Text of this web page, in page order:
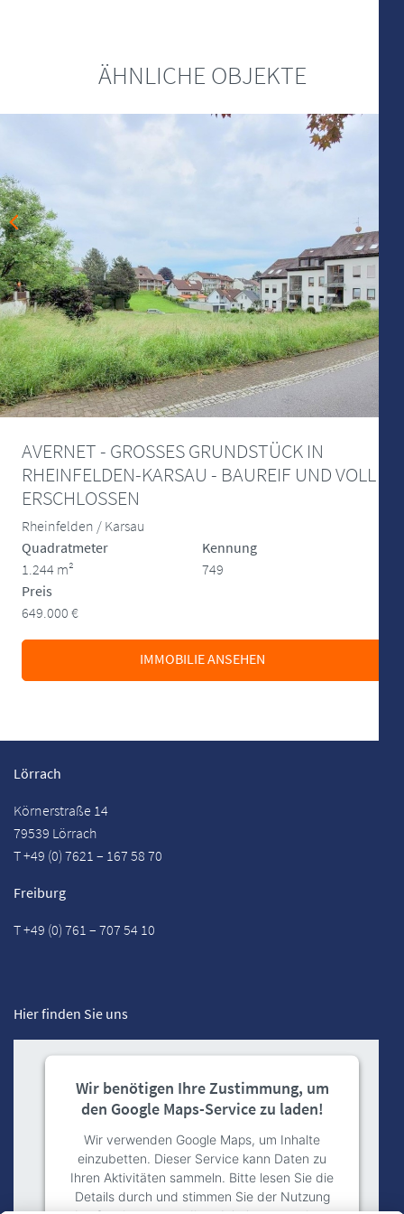
ÄHNLICHE OBJEKTE
AVERNET - GROSSES GRUNDSTÜCK IN
RHEINFELDEN-KARSAU - BAUREIF UND VOLL
ERSCHLOSSEN
Rheinfelden / Karsau
Quadratmeter
1.244 m²
Kennung
749
Preis
649.000 €
IMMOBILIE ANSEHEN
Lörrach
Körnerstraße 14
79539 Lörrach
T +49 (0) 7621 – 167 58 70
Freiburg
T +49 (0) 761 – 707 54 10
Hier finden Sie uns
Wir benötigen Ihre Zustimmung, um
den Google Maps-Service zu laden!
Wir verwenden Google Maps, um Inhalte
einzubetten. Dieser Service kann Daten zu
Ihren Aktivitäten sammeln. Bitte lesen Sie die
Details durch und stimmen Sie der Nutzung